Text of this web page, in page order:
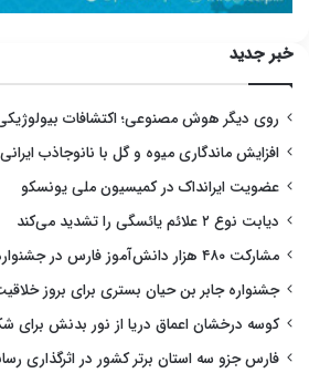
خبر جدید
روی دیگر هوش مصنوعی؛ اکتشافات
افزایش ماندگاری میوه و گل با نانوجاذب ایرانی
عضویت ایرانداک در کمیسیون ملی یونسکو
دیابت نوع ۲ علائم یائسگی را تشدید می‌کند
مشارکت ۴۸۰ هزار دانش‌آموز فارس در جشنواره استانی جابر بن حیان
جشنواره جابر بن حیان بستری برای بروز
کوسه درخشان اعماق دریا از نور بدنش برای
فارس جزو سه استان برتر کشور در اثرگذاری